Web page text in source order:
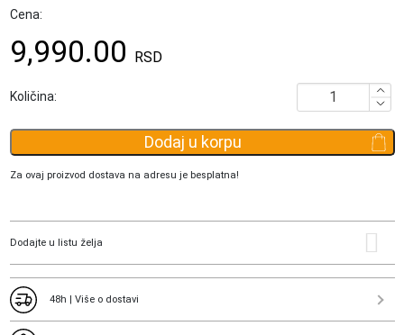
Cena:
9,990.00 RSD
Količina:
Torba
za
odelo
Dodaj u korpu
Za ovaj proizvod dostava na adresu je besplatna!
Dodajte u listu želja
48h | Više o dostavi